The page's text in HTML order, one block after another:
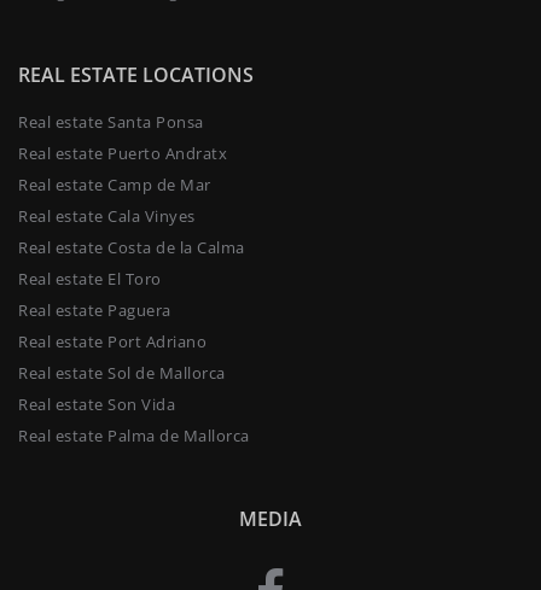
REAL ESTATE LOCATIONS
Real estate Santa Ponsa
Real estate Puerto Andratx
Real estate Camp de Mar
Real estate Cala Vinyes
Real estate Costa de la Calma
Real estate El Toro
Real estate Paguera
Real estate Port Adriano
Real estate Sol de Mallorca
Real estate Son Vida
Real estate Palma de Mallorca
MEDIA